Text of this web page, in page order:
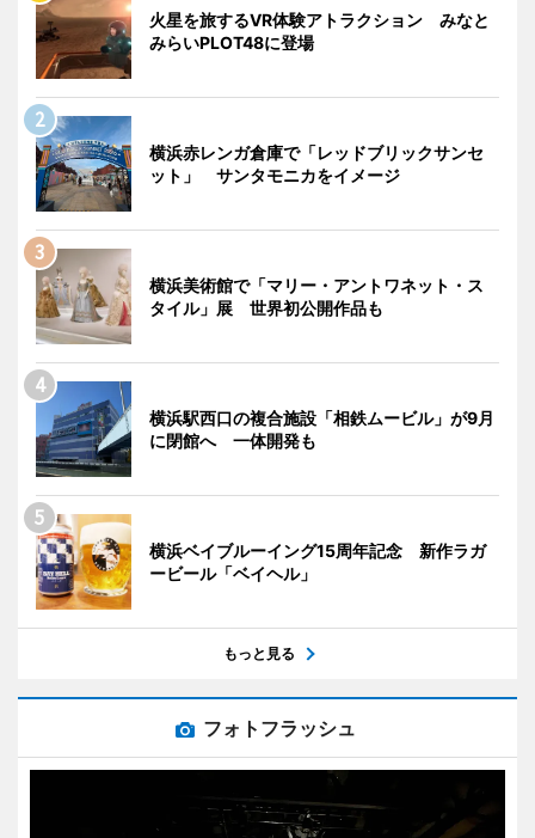
火星を旅するVR体験アトラクション みなと
みらいPLOT48に登場
横浜赤レンガ倉庫で「レッドブリックサンセ
ット」 サンタモニカをイメージ
横浜美術館で「マリー・アントワネット・ス
タイル」展 世界初公開作品も
横浜駅西口の複合施設「相鉄ムービル」が9月
に閉館へ 一体開発も
横浜ベイブルーイング15周年記念 新作ラガ
ービール「ベイヘル」
もっと見る
フォトフラッシュ